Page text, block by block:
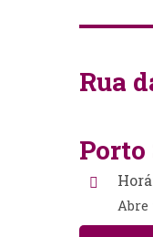
Rua
Porto
Abre